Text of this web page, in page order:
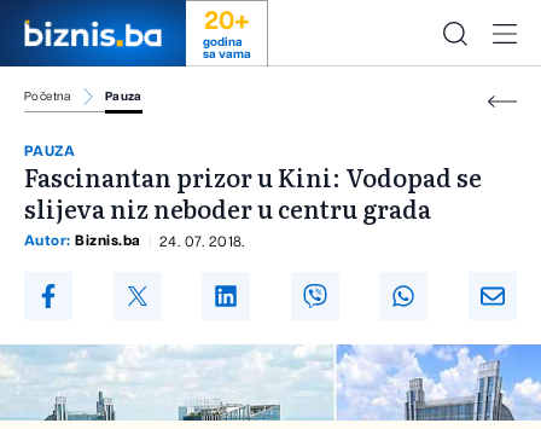
20+
godina
sa vama
Početna Pauza
PAUZA
Fascinantan prizor u Kini: Vodopad se
slijeva niz neboder u centru grada
Autor: Biznis.ba 24. 07. 2018.